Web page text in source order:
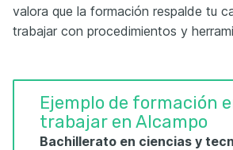
valora que la formación respalde tu
trabajar con procedimientos y
Ejemplo de formación
trabajar en Alcampo
Bachillerato en ciencias y